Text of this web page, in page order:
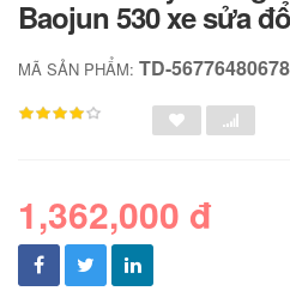
Baojun 530 xe sửa
MÃ SẢN PHẨM: TD-
1,362,000 đ